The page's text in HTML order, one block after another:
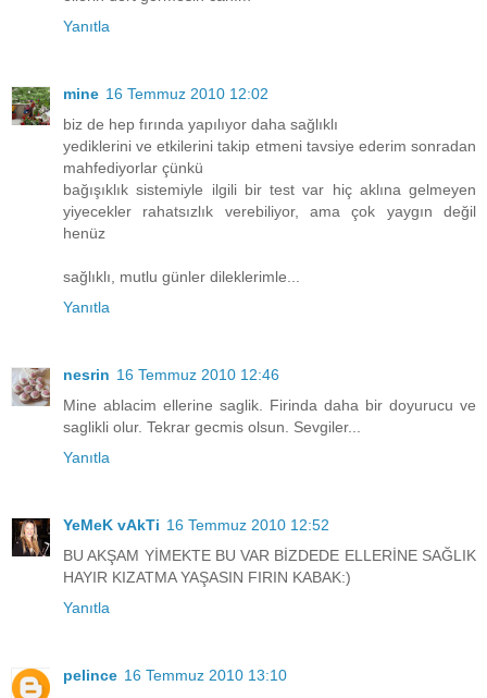
Yanıtla
mine 16 Temmuz 2010 12:02
biz de hep fırında yapılıyor daha sağlıklı
yediklerini ve etkilerini takip etmeni tavsiye ederim sonradan
mahfediyorlar çünkü
bağışıklık sistemiyle ilgili bir test var hiç aklına gelmeyen
yiyecekler rahatsızlık verebiliyor, ama çok yaygın değil
henüz
sağlıklı, mutlu günler dileklerimle...
Yanıtla
nesrin 16 Temmuz 2010 12:46
Mine ablacim ellerine saglik. Firinda daha bir doyurucu ve
saglikli olur. Tekrar gecmis olsun. Sevgiler...
Yanıtla
YeMeK vAkTi 16 Temmuz 2010 12:52
BU AKŞAM YİMEKTE BU VAR BİZDEDE ELLERİNE SAĞLIK
HAYIR KIZATMA YAŞASIN FIRIN KABAK:)
Yanıtla
pelince 16 Temmuz 2010 13:10